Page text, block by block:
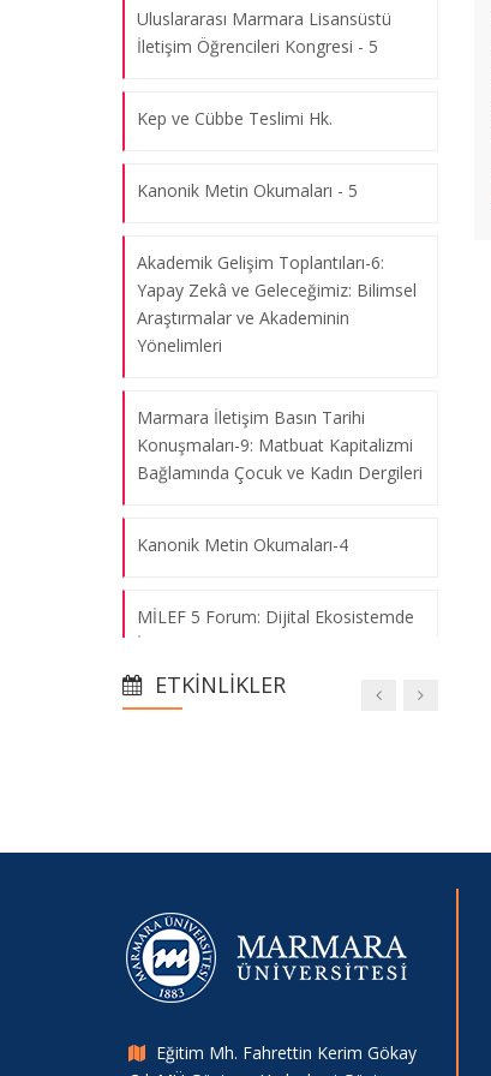
Uluslararası Marmara Lisansüstü
İletişim Öğrencileri Kongresi - 5
Kep ve Cübbe Teslimi Hk.
Kanonik Metin Okumaları - 5
Akademik Gelişim Toplantıları-6:
Yapay Zekâ ve Geleceğimiz: Bilimsel
Araştırmalar ve Akademinin
Yönelimleri
Marmara İletişim Basın Tarihi
Konuşmaları-9: Matbuat Kapitalizmi
Bağlamında Çocuk ve Kadın Dergileri
Kanonik Metin Okumaları-4
MİLEF 5 Forum: Dijital Ekosistemde
İnsan Kalmak: Aile, Bağımlılık ve
Sosyal Politikaların Dönüşümü
Fakültemizde İlki Düzenlenecek Olan
MİLEF Münazara Başvuruları Başladı!
Marmara İletişim’den Avrupa Birliği
ETKINLIKLER
Eğitim Mh. Fahrettin Kerim Gökay